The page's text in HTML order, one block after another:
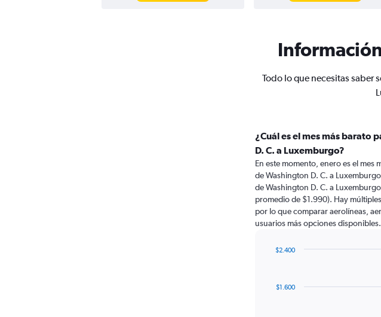
Todo lo que necesitas saber
¿Cuál es el mes más barato
D. C. a Luxemburgo?
En este momento, enero es el mes
de Washington D. C. a
de Washington D. C. a
promedio de $1.990). Hay
por lo que comparar aerolíneas,
usuarios más opciones disponibles.
12$1.600
$2.400